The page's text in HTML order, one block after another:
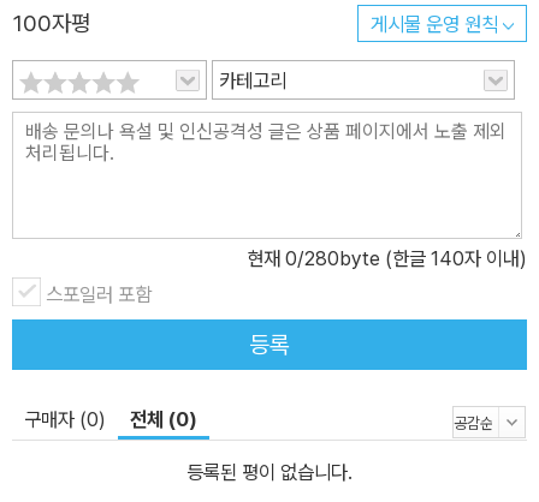
100자평 게시물 운영 원칙
카테고리
현재 0/280byte (한글 140자 이내)
스포일러 포함
등록
구매자 (0) 전체 (0)
등록된 평이 없습니다.